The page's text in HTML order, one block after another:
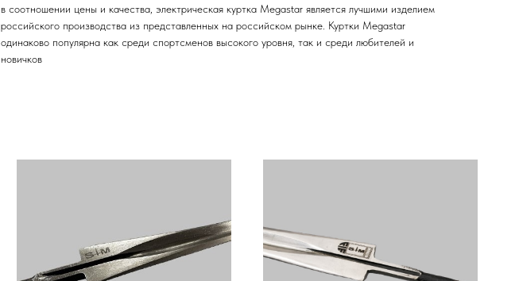
в соотношении цены и качества, электрическая куртка Megastar является лучшими изделием
российского производства из представленных на российском рынке. Куртки Megastar
одинаково популярна как среди спортсменов высокого уровня, так и среди любителей и
новичков